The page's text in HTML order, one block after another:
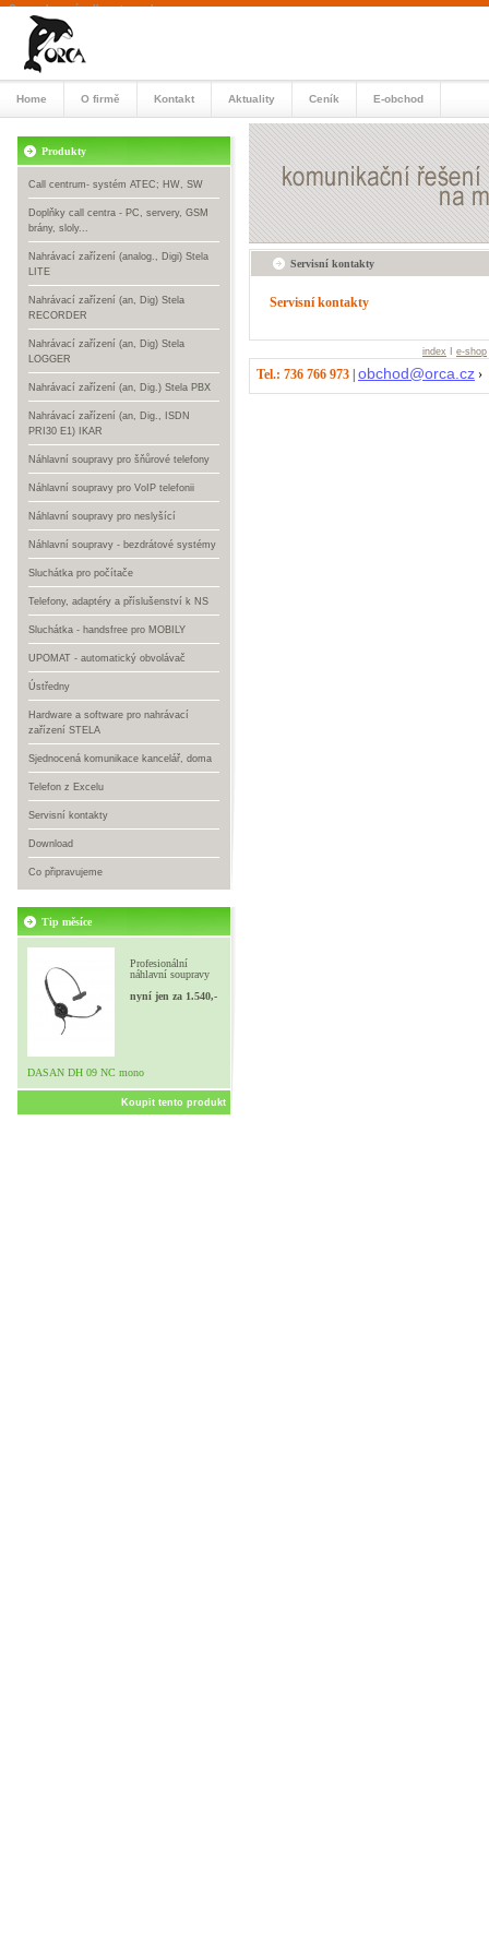
Orca vybavení call centra, cal
centrum, náhlavní soupravy
Home O firmě Kontakt Aktuality Ceník E-obchod
Produkty
Call centrum- systém ATEC; HW, SW
Doplňky call centra - PC, servery, GSM
brány, sloly...
Nahrávací zařízení (analog., Digi) Stela
LITE
Nahrávací zařízení (an, Dig) Stela
RECORDER
Nahrávací zařízení (an, Dig) Stela
LOGGER
Nahrávací zařízení (an, Dig.) Stela PBX
Nahrávací zařízení (an, Dig., ISDN
PRI30 E1) IKAR
Náhlavní soupravy pro šňůrové telefony
Náhlavní soupravy pro VoIP telefonii
Náhlavní soupravy pro neslyšící
Náhlavní soupravy - bezdrátové systémy
Sluchátka pro počítače
Telefony, adaptéry a příslušenství k NS
Sluchátka - handsfree pro MOBILY
UPOMAT - automatický obvolávač
Ústředny
Hardware a software pro nahrávací
zařízení STELA
Sjednocená komunikace kancelář, doma
Telefon z Excelu
Servisní kontakty
Download
Co připravujeme
Tip měsíce
Profesionální
náhlavní soupravy
nyní jen za 1.540,-
DASAN DH 09 NC mono
Koupit tento produkt
Servisní kontakty
Servisní kontakty
index e-shop
Tel.: 736 766 973 obchod@orca.cz ›